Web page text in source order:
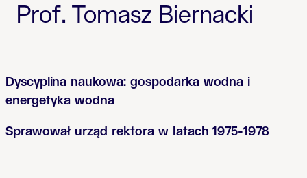
Prof. Tomasz Biernacki
Dyscyplina naukowa: gospodarka wodna i
energetyka wodna
Sprawował urząd rektora w latach 1975-1978